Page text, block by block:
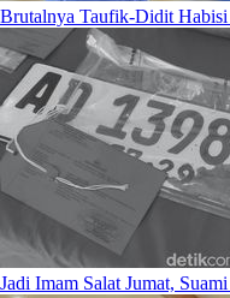
Brutalnya Taufik-Didit
Jadi Imam Salat Jumat,